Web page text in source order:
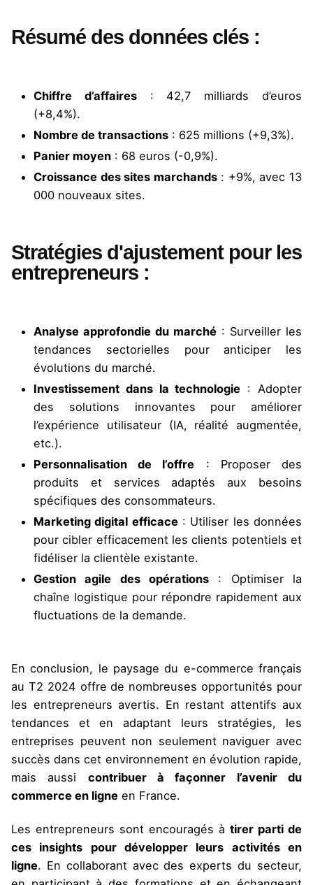
Résumé des données clés :
Chiffre d’affaires: 42,7 milliards d’euros
(+8,4%).
Nombre de transactions : 625 millions (+9,3%).
Panier moyen : 68 euros (-0,9%).
Croissance des sites marchands: +9%, avec 13
000 nouveaux sites.
Stratégies d'ajustement pour les
entrepreneurs :
Analyse approfondie du marché : Surveiller les
tendances sectorielles pour anticiper les
évolutions du marché.
Investissement dans la technologie : Adopter
des solutions innovantes pour améliorer
l’expérience utilisateur (IA, réalité augmentée,
etc.).
Personnalisation de l’offre : Proposer des
produits et services adaptés aux besoins
spécifiques des consommateurs.
Marketing digital efficace: Utiliser les données
pour cibler efficacement les clients potentiels et
fidéliser la clientèle existante.
Gestion agile des opérations : Optimiser la
chaîne logistique pour répondre rapidement aux
fluctuations de la demande.
En conclusion, le paysage du e-commerce français
au T2 2024 offre de nombreuses opportunités pour
les entrepreneurs avertis. En restant attentifs aux
tendances et en adaptant leurs stratégies, les
entreprises peuvent non seulement naviguer avec
succès dans cet environnement en évolution rapide,
mais aussi contribuer à façonner l’avenir du
commerce en ligne en France.
Les entrepreneurs sont encouragés à tirer parti de
ces insights pour développer leurs activités en
ligne. En collaborant avec des experts du secteur,